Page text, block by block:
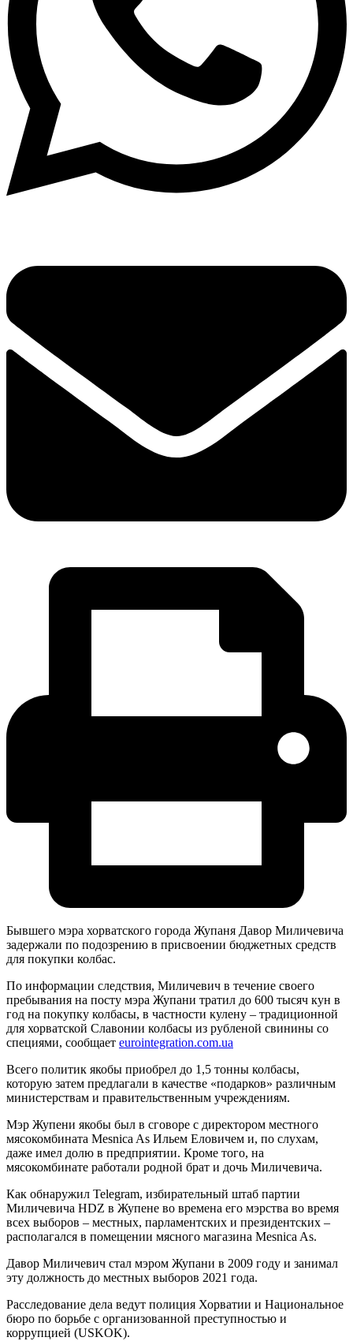
Бывшего мэра хорватского города Жупаня Давор Миличевича
задержали по подозрению в присвоении бюджетных средств
для покупки колбас.
По информации следствия, Миличевич в течение своего
пребывания на посту мэра Жупани тратил до 600 тысяч кун в
год на покупку колбасы, в частности кулену – традиционной
для хорватской Славонии колбасы из рубленой свинины со
специями, сообщает eurointegration.com.ua
Всего политик якобы приобрел до 1,5 тонны колбасы,
которую затем предлагали в качестве «подарков» различным
министерствам и правительственным учреждениям.
Мэр Жупени якобы был в сговоре с директором местного
мясокомбината Mesnica As Ильем Еловичем и, по слухам,
даже имел долю в предприятии. Кроме того, на
мясокомбинате работали родной брат и дочь Миличевича.
Как обнаружил Telegram, избирательный штаб партии
Миличевича HDZ в Жупене во времена его мэрства во время
всех выборов – местных, парламентских и президентских –
располагался в помещении мясного магазина Mesnica As.
Давор Миличевич стал мэром Жупани в 2009 году и занимал
эту должность до местных выборов 2021 года.
Расследование дела ведут полиция Хорватии и Национальное
бюро по борьбе с организованной преступностью и
коррупцией (USKOK).